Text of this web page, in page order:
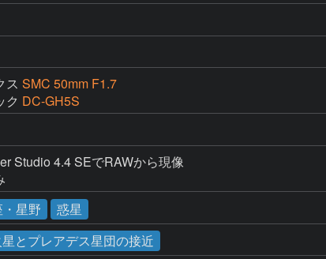
ス SMC 50mm F1.7
ク DC-GH5S
Studio 4.4 SEでRAWから現像
星野
惑星
とプレアデス星団の接近